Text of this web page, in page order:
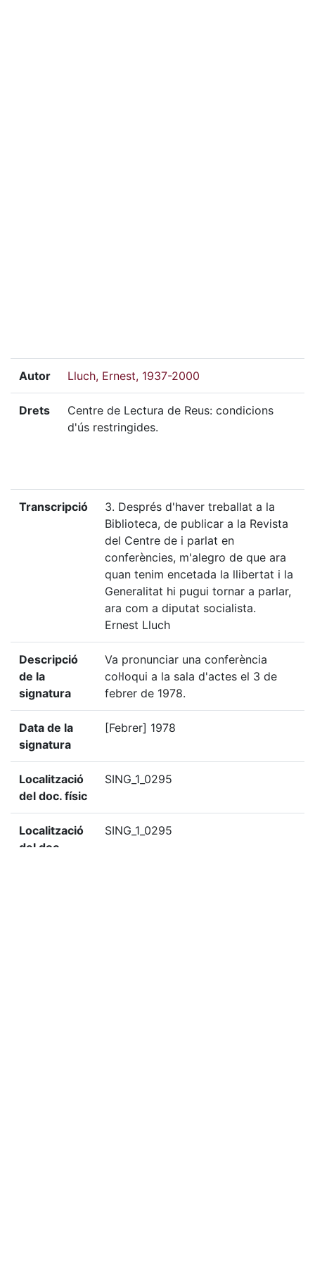
Autor Lluch, Ernest, 1937-2000
Drets
Centre de Lectura de Reus: condicions
d'ús restringides.
Transcripció
3. Després d'haver treballat a la
Biblioteca, de publicar a la Revista
del Centre de i parlat en
conferències, m'alegro de que ara
quan tenim encetada la llibertat i la
Generalitat hi pugui tornar a parlar,
ara com a diputat socialista.
Ernest Lluch
Descripció
de la
signatura
Va pronunciar una conferència
col·loqui a la sala d'actes el 3 de
febrer de 1978.
Data de la
signatura
[Febrer] 1978
Localització
del doc. físic
SING_1_0295
Localització
del doc.
SING_1_0295